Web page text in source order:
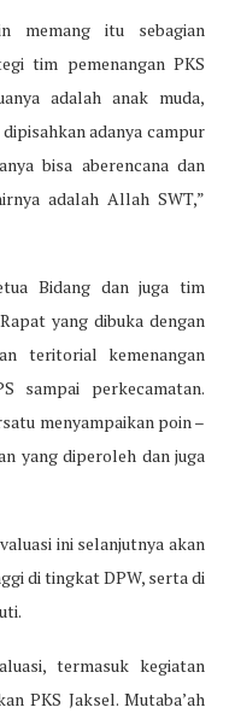
memang itu sebagian
tim pemenangan PKS
adalah anak muda,
adanya campur
bisa aberencana dan
adalah Allah SWT,”
Bidang dan juga tim
yang dibuka dengan
teritorial kemenangan
sampai perkecamatan.
menyampaikan poin –
yang diperoleh dan juga
ini selanjutnya akan
di tingkat DPW, serta di
termasuk kegiatan
PKS Jaksel. Mutaba’ah